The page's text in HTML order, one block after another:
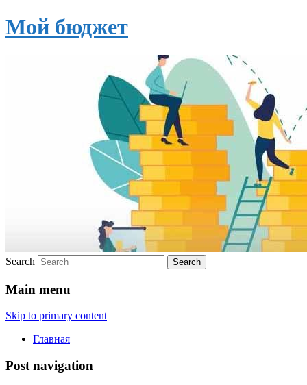
Мой бюджет
Search
Main menu
Skip to primary content
Главная
Post navigation